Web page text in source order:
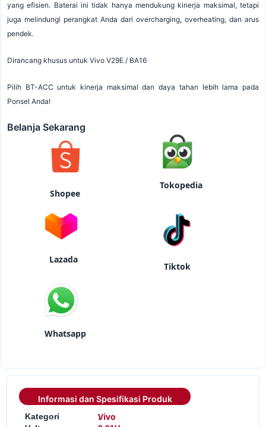
yang efisien. Baterai ini tidak hanya mendukung kinerja maksimal, tetapi
juga melindungi perangkat Anda dari overcharging, overheating, dan arus
pendek.
Dirancang khusus untuk Vivo V29E / BA16
Pilih BT-ACC untuk kinerja maksimal dan daya tahan lebih lama pada
Ponsel Anda!
Belanja Sekarang
Shopee
Tokopedia
Lazada
Tiktok
Whatsapp
Informasi dan Spesifikasi Produk
Kategori :Vivo